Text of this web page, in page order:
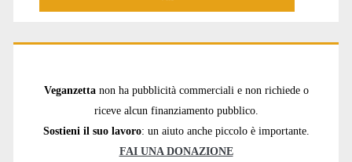
Veganzetta non ha pubblicità commerciali e non richiede o
riceve alcun finanziamento pubblico.
Sostieni il suo lavoro: un aiuto anche piccolo è importante.
FAI UNA DONAZIONE